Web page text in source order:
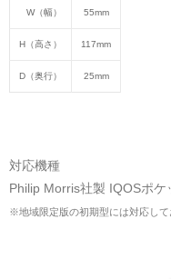
W（幅） 55mm
H（高さ） 117mm
D（奥行） 25mm
対応機種
Philip Morris社製 IQOSポ
※地域限定版の初期型には対応して